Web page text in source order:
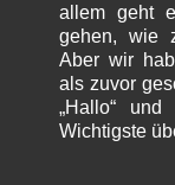
allem geht
gehen, wie
Aber wir
als zuvor
„Hallo“
Wichtigste